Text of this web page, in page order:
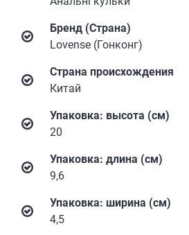
Бренд (Страна)
Lovense (Гонконг)
Страна происхождения
Китай
Упаковка: высота (см)
20
Упаковка: длина (см)
9,6
Упаковка: ширина (см)
4,5